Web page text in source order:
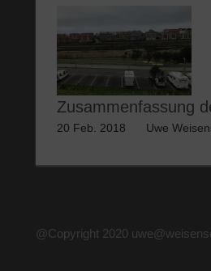
Zusammenfassung
20 Feb. 2018 Uwe
@Copyright 2020